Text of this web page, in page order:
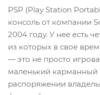
PSP (Play Station
консоль от компании
2004 году. У нее есть
из которых в свое
— это не просто
маленький карманный
распоряжении